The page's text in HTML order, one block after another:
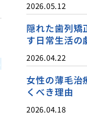
2026.05.12
隠れた歯列矯
す日常生活の
2026.04.22
女性の薄毛治
くべき理由
2026.04.18